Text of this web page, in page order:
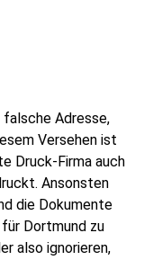
Adresse,
Versehen ist
Druck-Firma auch
Ansonsten
die Dokumente
Dortmund zu
also ignorieren,